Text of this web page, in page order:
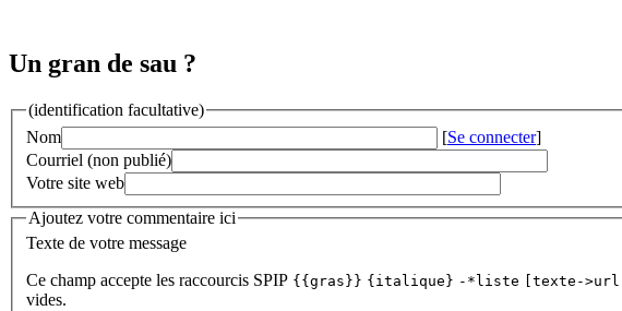
Un gran de sau ?
(identification facultative)
Nom
[Se connecter]
Courriel (non publié)
Votre site web
Ajoutez votre commentaire ici
Texte de votre message
Ce champ accepte les raccourcis SPIP {{gras}} {italique} -*liste [texte->url]
vides.